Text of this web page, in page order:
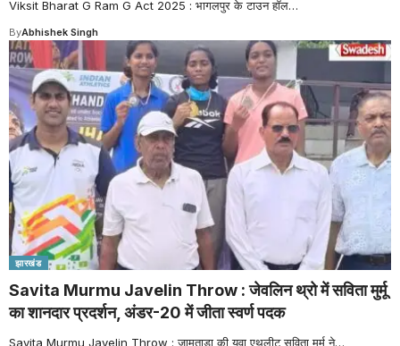
Viksit Bharat G Ram G Act 2025 : भागलपुर के टाउन हॉल…
ByAbhishek Singh
झारखंड
Savita Murmu Javelin Throw : जेवलिन थ्रो में सविता मुर्मू
का शानदार प्रदर्शन, अंडर-20 में जीता स्वर्ण पदक
Savita Murmu Javelin Throw : जामताड़ा की युवा एथलीट सविता मुर्मू ने…